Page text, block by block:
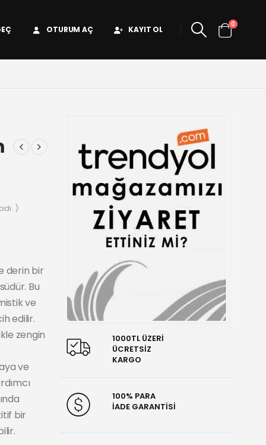
OTURUM AÇ KAYIT OL
0
)
derin bir
Bu
ve
edilir.
zengin
ve
bir
1000TL ÜZERİ
ÜCRETSİZ
KARGO
100% PARA
İADE GARANTİSİ